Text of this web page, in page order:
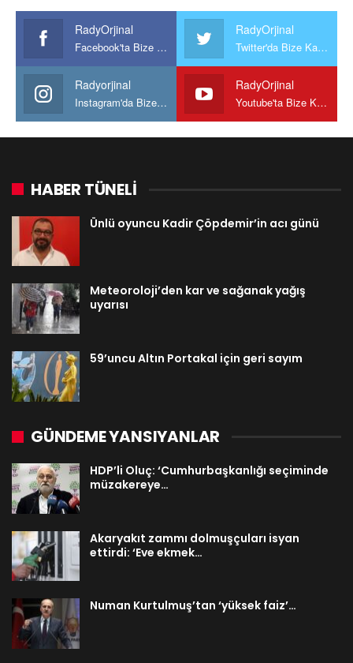
RadyOrjinal
Facebook'ta Bize Katılın
RadyOrjinal
Twitter'da Bize Katılın
Radyorjinal
Instagram'da Bize katılın
RadyOrjinal
Youtube'ta Bize Katılın
HABER TÜNELİ
Ünlü oyuncu Kadir Çöpdemir’in acı günü
Meteoroloji’den kar ve sağanak yağış
uyarısı
59’uncu Altın Portakal için geri sayım
GÜNDEME YANSIYANLAR
HDP’li Oluç: ‘Cumhurbaşkanlığı seçiminde
müzakereye…
Akaryakıt zammı dolmuşçuları isyan
ettirdi: ‘Eve ekmek…
Numan Kurtulmuş’tan ‘yüksek faiz’…